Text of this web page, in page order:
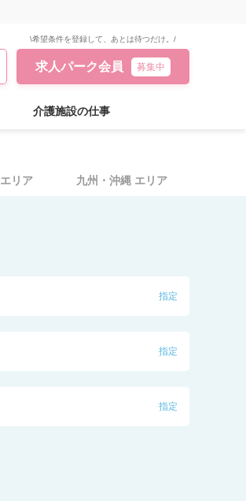
\希望条件を登録して、あとは待つだけ。/
求人パーク会員 募集中
介護施設の仕事
エリア 九州・沖縄 エリア
指定
指定
指定